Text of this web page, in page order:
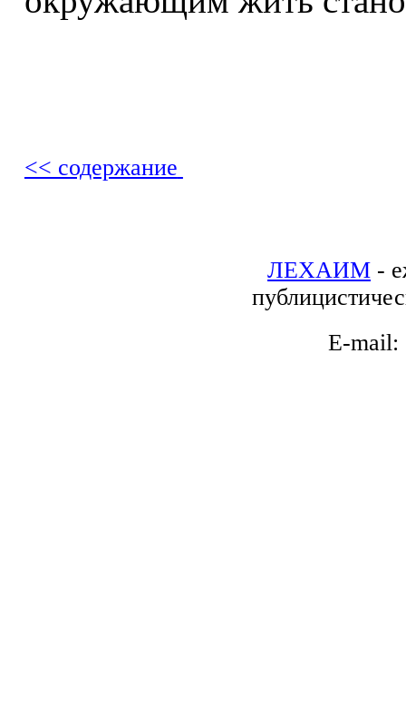
<< содержание
ЛЕХАИМ -
E-